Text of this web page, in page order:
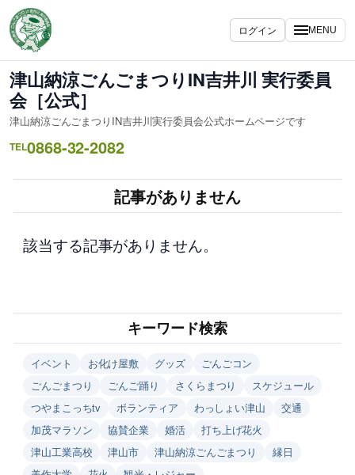
容
を
ス
キ
ッ
プ
ログイン MENU
津山納涼ごんごまつりIN吉井川 実行委員
会［公式］
津山納涼ごんごまつりIN吉井川実行委員会公式ホームページです
TEL0868-32-2082
記事がありません
該当する記事がありません。
キーワード検索
イベント お化け屋敷 グッズ
ごんごコン
ごんごまつり
ごんご踊り さくらまつり
スケジュール
つやまこっちtv
ボランティア わっしょい津山
交通
加茂マラソン
協賛企業 婚活
打ち上げ花火
津山工業高校
津山市 津山納涼ごんごまつり
縁日